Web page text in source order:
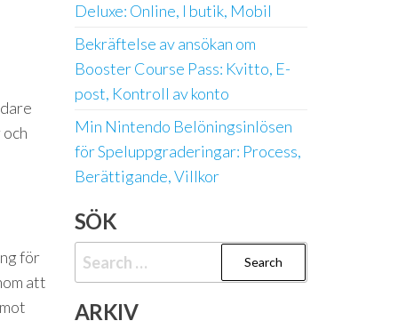
för
att
Deluxe: Online, I butik, Mobil
Bekräftelse av ansökan om
Booster Course Pass: Kvitto, E-
post, Kontroll av konto
Min Nintendo Belöningsinlösen
för Speluppgraderingar: Process,
Berättigande, Villkor
SÖK
Search
for:
ARKIV